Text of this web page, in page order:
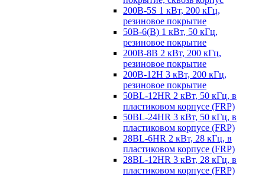
200B-5S 1 кВт, 200 кГц,
резиновое покрытие
50B-6(B) 1 кВт, 50 кГц,
резиновое покрытие
200B-8B 2 кВт, 200 кГц,
резиновое покрытие
200B-12H 3 кВт, 200 кГц,
резиновое покрытие
50BL-12HR 2 кВт, 50 кГц, в
пластиковом корпусе (FRP)
50BL-24HR 3 кВт, 50 кГц, в
пластиковом корпусе (FRP)
28BL-6HR 2 кВт, 28 кГц, в
пластиковом корпусе (FRP)
28BL-12HR 3 кВт, 28 кГц, в
пластиковом корпусе (FRP)